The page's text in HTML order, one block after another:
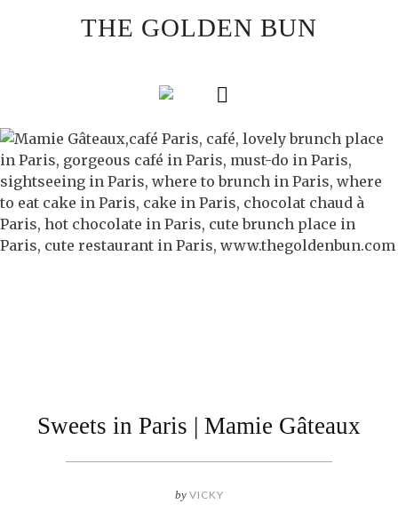
THE GOLDEN BUN
Sweets in Paris | Mamie Gâteaux
by VICKY